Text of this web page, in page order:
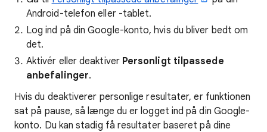
Android-telefon eller -tablet.
Log ind på din Google-konto, hvis du bliver bedt om
det.
Aktivér eller deaktiver Personligt tilpassede
anbefalinger.
Hvis du deaktiverer personlige resultater, er funktionen
sat på pause, så længe du er logget ind på din Google-
konto. Du kan stadig få resultater baseret på dine